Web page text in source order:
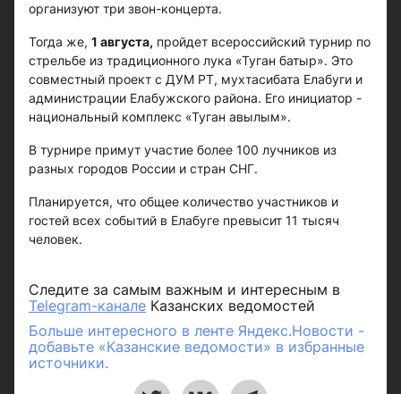
организуют три звон-концерта.
Тогда же, 1 августа, пройдет всероссийский турнир по
стрельбе из традиционного лука «Туган батыр». Это
совместный проект с ДУМ РТ, мухтасибата Елабуги и
администрации Елабужского района. Его инициатор -
национальный комплекс «Туган авылым».
В турнире примут участие более 100 лучников из
разных городов России и стран СНГ.
Планируется, что общее количество участников и
гостей всех событий в Елабуге превысит 11 тысяч
человек.
Следите за самым важным и интересным в
Telegram-канале Казанских ведомостей
Больше интересного в ленте Яндекс.Новости -
добавьте «Казанские ведомости» в избранные
источники.